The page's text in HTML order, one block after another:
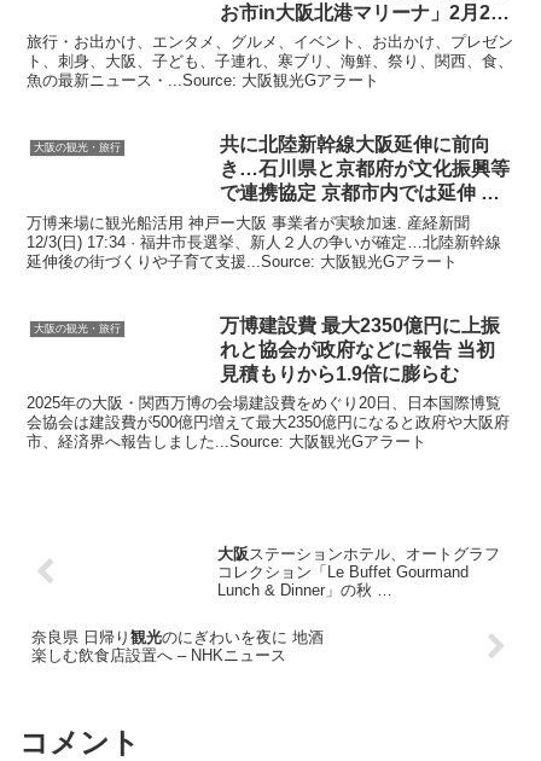
お市in大阪北港マリーナ」2月23
…
旅行・お出かけ、エンタメ、グルメ、イベント、お出かけ、プレゼン
ト、刺身、大阪、子ども、子連れ、寒ブリ、海鮮、祭り、関西、食、
魚の最新ニュース・...Source: 大阪観光Gアラート
大阪の観光・旅行 共に北陸新幹線大阪延伸に前向
き…石川県と京都府が文化振興等
で連携協定 京都市内では延伸 …
万博来場に観光船活用 神戸ー大阪 事業者が実験加速. 産経新聞
12/3(日) 17:34 · 福井市長選挙、新人２人の争いが確定…北陸新幹線
延伸後の街づくりや子育て支援...Source: 大阪観光Gアラート
大阪の観光・旅行
万博建設費 最大2350億円に上振
れと協会が政府などに報告 当初
見積もりから1.9倍に膨らむ
2025年の大阪・関西万博の会場建設費をめぐり20日、日本国際博覧
会協会は建設費が500億円増えて最大2350億円になると政府や大阪府
市、経済界へ報告しました...Source: 大阪観光Gアラート
大阪 ステーションホテル、オートグラフ
コレクション「Le Buffet Gourmand
Lunch & Dinner」の秋 …
奈良県 日帰り 観光のにぎわいを夜に 地酒
楽しむ飲食店設置へ – NHKニュース
コメント